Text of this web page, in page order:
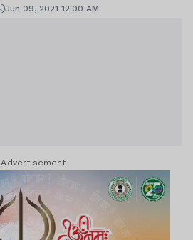
Jun 09, 2021 12:00 AM
Advertisement